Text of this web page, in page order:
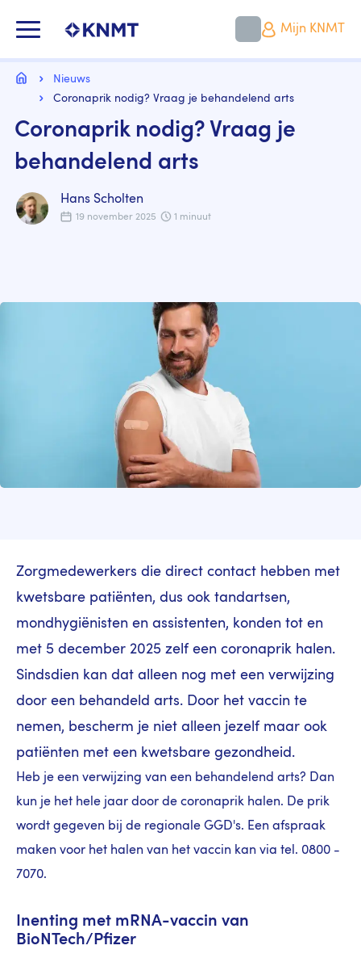
naar
gaan
Mijn KNMT
Kruimelpad
HomeNieuws
Coronaprik nodig? Vraag je behandelend arts
Coronaprik nodig? Vraag je
behandelend arts
Hans Scholten
19 november 2025 1 minuut
Image
Zorgmedewerkers die direct contact hebben met
kwetsbare patiënten, dus ook tandartsen,
mondhygiënisten en assistenten, konden tot en
met 5 december 2025 zelf een coronaprik halen.
Sindsdien kan dat alleen nog met een verwijzing
door een behandeld arts. Door het vaccin te
nemen, bescherm je niet alleen jezelf maar ook
patiënten met een kwetsbare gezondheid.
Heb je een verwijzing van een behandelend arts? Dan
kun je het hele jaar door de coronaprik halen. De prik
wordt gegeven bij de regionale GGD's. Een afspraak
maken voor het halen van het vaccin kan via tel. 0800 -
7070.
Inenting met mRNA-vaccin van
BioNTech/Pfizer